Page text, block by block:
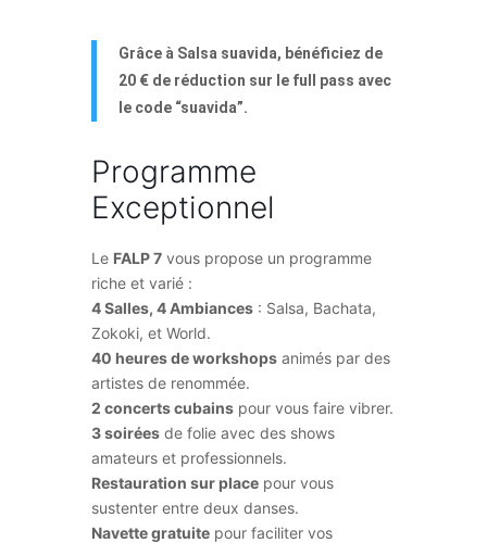
Grâce à Salsa suavida, bénéficiez de
20 € de réduction sur le full pass avec
le code “suavida”.
Programme
Exceptionnel
Le FALP 7 vous propose un programme
riche et varié :
4 Salles, 4 Ambiances : Salsa, Bachata,
Zokoki, et World.
40 heures de workshops animés par des
artistes de renommée.
2 concerts cubains pour vous faire vibrer.
3 soirées de folie avec des shows
amateurs et professionnels.
Restauration sur place pour vous
sustenter entre deux danses.
Navette gratuite pour faciliter vos